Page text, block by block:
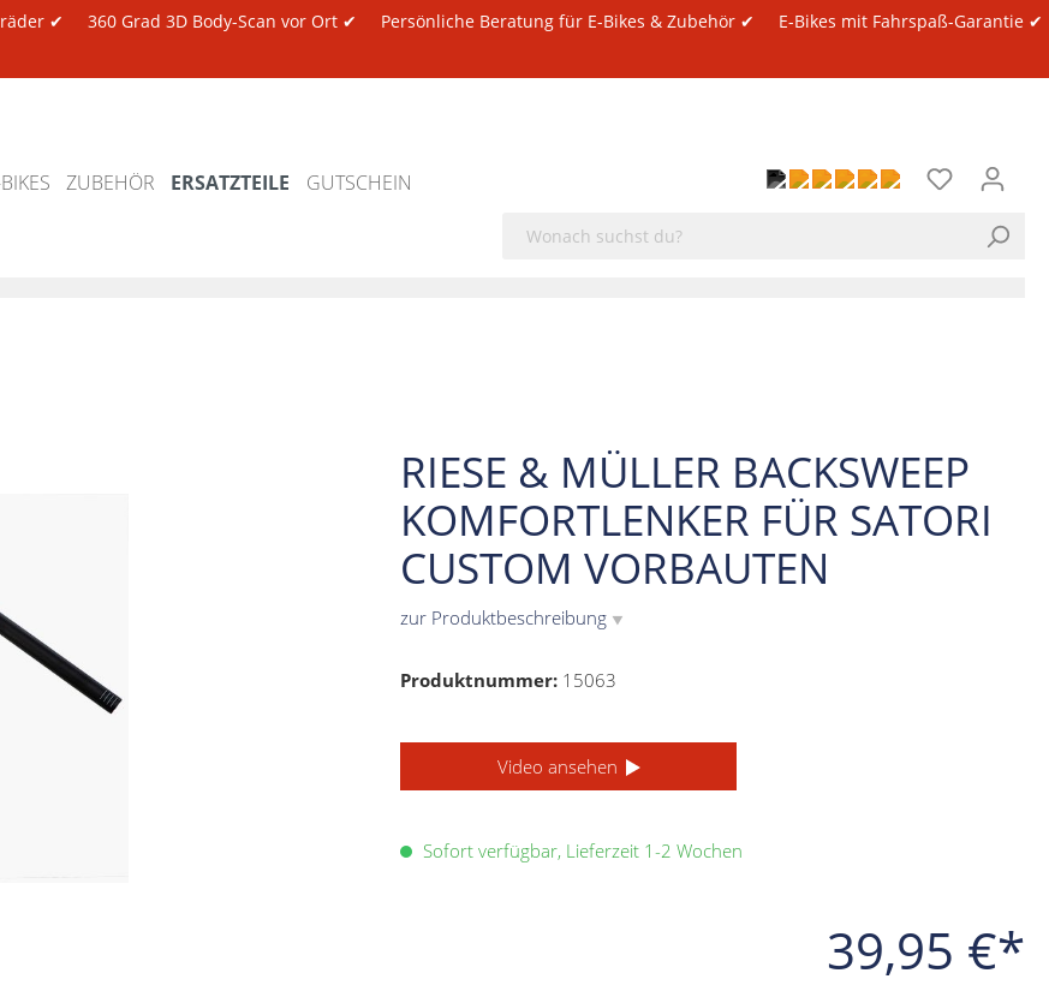
✔ 360 Grad 3D Body-Scan vor Ort ✔ Persönliche Beratung für E-Bikes & Zubehör ✔
E-Bikes mit Fahrspaß-Garantie ✔
ZUBEHÖR ERSATZTEILE
GUTSCHEIN
RIESE & MÜLLER BACKSWEEP
KOMFORTLENKER FÜR SATORI
CUSTOM VORBAUTEN
zur Produktbeschreibung ▼
Produktnummer: 15063
Video ansehen
39,95 €*
Sofort verfügbar, Lieferzeit 1-2 Wochen